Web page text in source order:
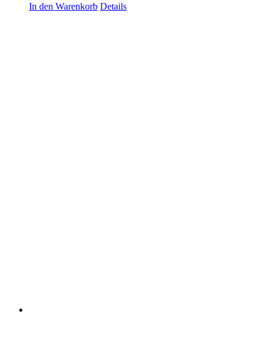
In den Warenkorb Details